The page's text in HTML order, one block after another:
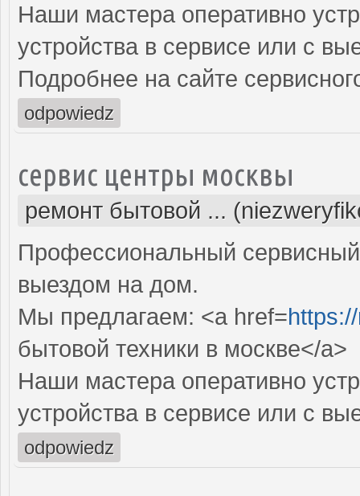
Наши мастера оперативно
устройства в сервисе или с
Подробнее на сайте
odpowiedz
сервис центры москвы
ремонт бытовой ...
Профессиональный
выездом на дом.
Мы предлагаем: <a href=
бытовой техники в москве</a>
Наши мастера оперативно
устройства в сервисе или с
odpowiedz